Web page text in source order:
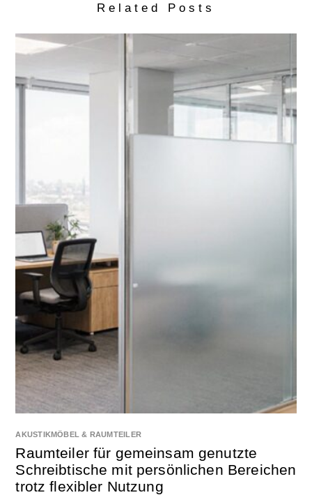
Related Posts
AKUSTIKMÖBEL & RAUMTEILER
Raumteiler für gemeinsam genutzte
Schreibtische mit persönlichen Bereichen
trotz flexibler Nutzung